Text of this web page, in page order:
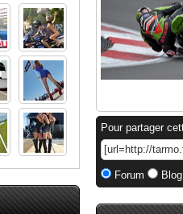
Pour partager
Forum